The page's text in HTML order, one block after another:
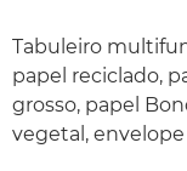
Tabuleiro
papel reciclado,
grosso, papel
vegetal, envelope